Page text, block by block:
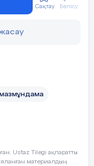
Тоқаев та
жылды
емес.
келген
жүрген
сөзсіз.
табады»
Сақтау Бөлісу
Ustaz Tilegi ақпаратты
материалдың